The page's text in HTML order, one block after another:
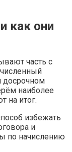
как они
часть с
досрочном
наиболее
на итог.
избежать
и
по начислению